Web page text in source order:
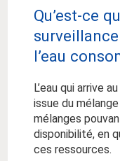
Qu’est-ce
l’eau
L’eau qui arrive
issue du
mélanges
disponibilité, en
ces ressources.